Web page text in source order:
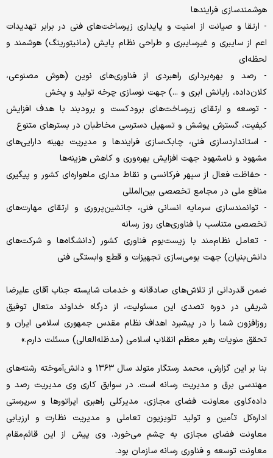
هوشمندسازی فرایندها
- ارتقا و صیانت از امنیت و پایداری زیرساخت‌های فنی در برابر تهدیدات
اعم از سایبری و غیرسایبری و طراحی نظام پایش (مانیتورینگ) هوشمند و
لحظه‌ای
- رصد و بهره‌برداری راهبردی از فناوری‌های نوین (هوش مصنوعی،
کلان‌داده، رایانش ابری و ...) جهت نوسازی چرخه تولید و پخش
- توسعه و ارتقای زیرساخت‌های برودکست و برودبند با هدف افزایش
کیفیت، گسترش پوشش و تسهیل دسترسی مخاطبان در بسترهای متنوع
- استانداردسازی فنی، چابک‌سازی فرایندها و مدیریت بهینه دارایی‌های
مشهود و نامشهود جهت افزایش بهره‌وری و کاهش هزینه‌ها
- حفاظت فعال از سپهر فرکانسی و نقاط مداری ماهواره‌ای کشور و پیگیری
منافع ملی در مجامع تخصصی بین‌المللی
- توانمندسازی سرمایه انسانی فنی، جانشین‌پروری و ارتقای مهارت‌های
تخصصی متناسب با فناوری‌های روز رسانه
- تعامل نظام‌مند با زیست‌بوم فناوری کشور (دانشگاه‌ها و شرکت‌های
دانش‌بنیان) جهت بومی‌سازی تجهیزات و قطع وابستگی فنی
ضمن قدردانی از تلاش‌های صادقانه و خدمات شایسته جناب آقای علیرضا
شریفی در دوره تصدی این مسئولیت، از درگاه خداوند متعال توفیق
روزافزون شما را در پیشبرد اهداف نظام مقدس جمهوری اسلامی ایران و
تحقق منویات رهبر معظم انقلاب اسلامی (مدظله‌العالی) مسئلت دارم.»
بنا بر این گزارش، محمد رستگار متولد سال ۱۳۶۳ و دانش‌آموخته رشته‌های
مهندسی برق و مدیریت رسانه است. در سوابق کاری وی مدیریت رصد و
داده‌کاوی معاونت فضای مجازی، مدیرکلی راهبری اپراتورها و سرپرستی
اداره‌کل تأمین و تولید تلویزیون تعاملی و مدیریت نظارت و ارزیابی
معاونت فضای مجازی به چشم می‌خورد. وی پیش‌ از این قائم‌مقام
معاونت توسعه و فناوری رسانه سازمان بود.